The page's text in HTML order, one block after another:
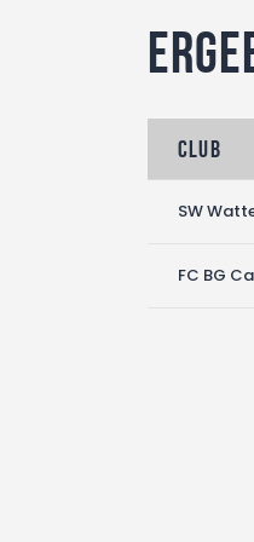
Club
SW
FC BG